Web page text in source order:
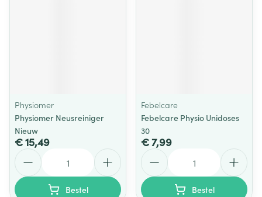
Physiomer
Physiomer Neusreiniger
Nieuw
€ 15,49
Bestel
Febelcare
Febelcare Physio Unidoses
30
€ 7,99
Bestel